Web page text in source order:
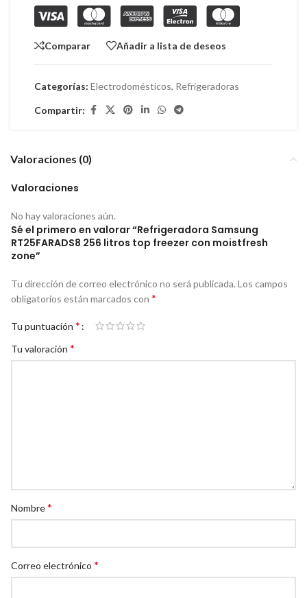
Comparar Añadir a lista de deseos
Categorías: Electrodomésticos, Refrigeradoras
Compartir:
Valoraciones (0)
Valoraciones
No hay valoraciones aún.
Sé el primero en valorar “Refrigeradora Samsung
RT25FARADS8 256 litros top freezer con moistfresh
zone”
Tu dirección de correo electrónico no será publicada. Los campos
obligatorios están marcados con *
Tu puntuación *
Tu valoración *
Nombre*
Correo electrónico *